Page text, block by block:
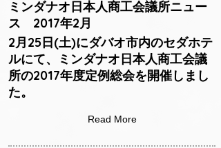
ミンダナオ日本人商工会議所ニュー
ス 2017年2月
2月25日(土)にダバオ市内のセダホテ
ルにて、ミンダナオ日本人商工会議
所の2017年度定例総会を開催しまし
た。
Read More